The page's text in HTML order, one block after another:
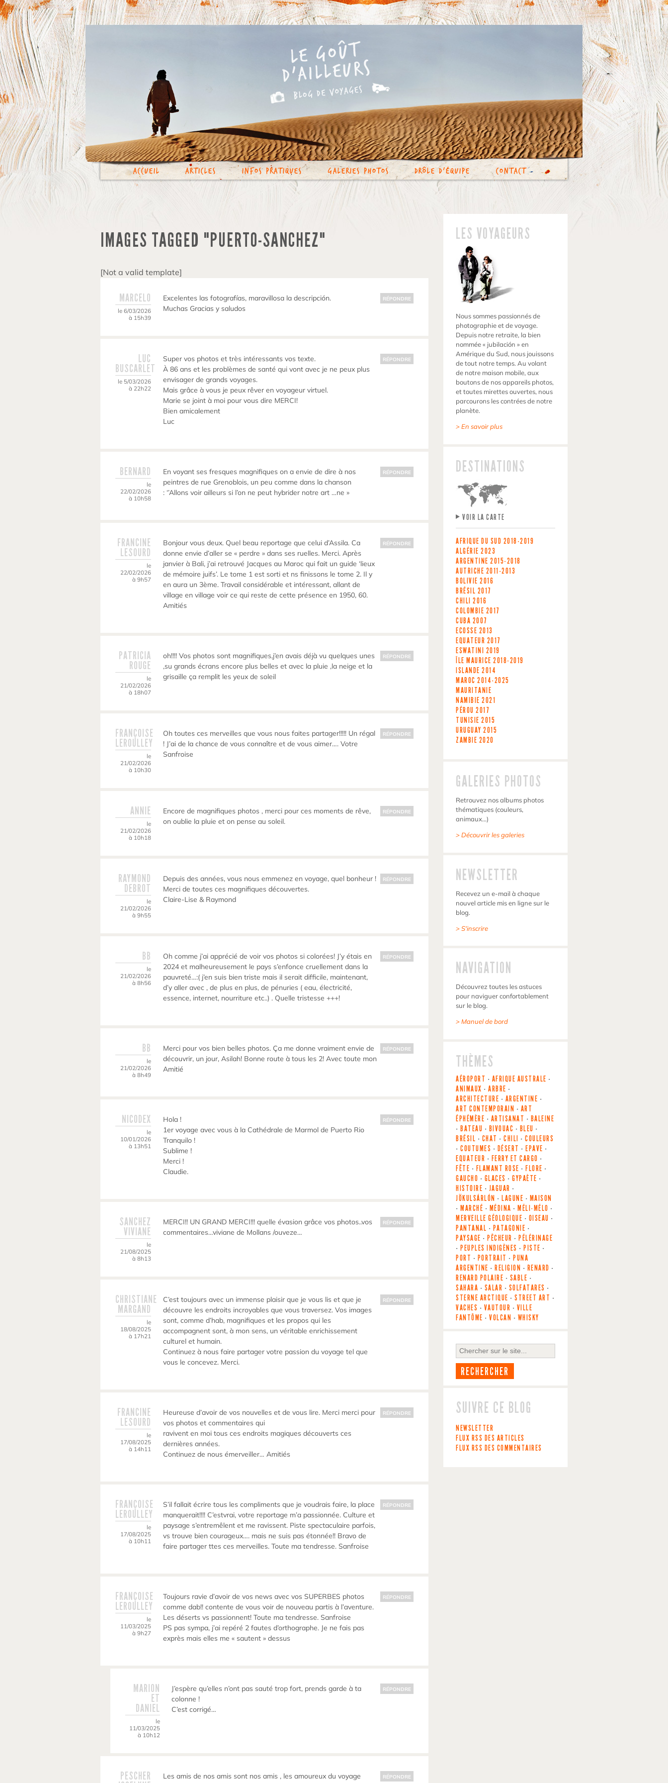
Accueil Articles Infos Pratiques Galeries photos Drôle d’équipe Contact
IMAGES TAGGED "PUERTO-SANCHEZ"
[Not a valid template]
MARCELO
le 6/03/2026
à 15h39
Excelentes las fotografías, maravillosa la descripción.
Muchas Gracias y saludos
RÉPONDRE
LUC
BUSCARLET
le 5/03/2026
à 22h22
Super vos photos et très intéressants vos texte.
À 86 ans et les problèmes de santé qui vont avec je ne peux plus
envisager de grands voyages.
Mais grâce à vous je peux rêver en voyageur virtuel.
Marie se joint à moi pour vous dire MERCI!
Bien amicalement
Luc
RÉPONDRE
BERNARD
le
22/02/2026
à 10h58
En voyant ses fresques magnifiques on a envie de dire à nos
peintres de rue Grenoblois, un peu comme dans la chanson
: ‘’Allons voir ailleurs si l’on ne peut hybrider notre art …ne »
RÉPONDRE
FRANCINE
LESOURD
le
22/02/2026
à 9h57
Bonjour vous deux. Quel beau reportage que celui d’Assila. Ca
donne envie d’aller se « perdre » dans ses ruelles. Merci. Après
janvier à Bali, j’ai retrouvé Jacques au Maroc qui fait un guide ‘lieux
de mémoire juifs’. Le tome 1 est sorti et ns finissons le tome 2. Il y
en aura un 3ème. Travail considérable et intéressant, allant de
village en village voir ce qui reste de cette présence en 1950, 60.
Amitiés
RÉPONDRE
PATRICIA
ROUGE
le
21/02/2026
à 18h07
oh!!!! Vos photos sont magnifiques,j’en avais déjà vu quelques unes
,su grands écrans encore plus belles et avec la pluie ,la neige et la
grisaille ça remplit les yeux de soleil
RÉPONDRE
FRANÇOISE
LEROULLEY
le
21/02/2026
à 10h30
Oh toutes ces merveilles que vous nous faites partager!!!!! Un régal
! J’ai de la chance de vous connaître et de vous aimer…. Votre
Sanfroise
RÉPONDRE
ANNIE
le
21/02/2026
à 10h18
Encore de magnifiques photos , merci pour ces moments de rêve,
on oublie la pluie et on pense au soleil.
RÉPONDRE
RAYMOND
DEBROT
le
21/02/2026
à 9h55
Depuis des années, vous nous emmenez en voyage, quel bonheur !
Merci de toutes ces magnifiques découvertes.
Claire-Lise & Raymond
RÉPONDRE
BB
le
21/02/2026
à 8h56
Oh comme j’ai apprécié de voir vos photos si colorées! J’y étais en
2024 et malheureusement le pays s’enfonce cruellement dans la
pauvreté…:( j’en suis bien triste mais il serait difficile, maintenant,
d’y aller avec , de plus en plus, de pénuries ( eau, électricité,
essence, internet, nourriture etc..) . Quelle tristesse +++!
RÉPONDRE
BB
le
21/02/2026
à 8h49
Merci pour vos bien belles photos. Ça me donne vraiment envie de
découvrir, un jour, Asilah! Bonne route à tous les 2! Avec toute mon
Amitié
RÉPONDRE
NICODEX
le
10/01/2026
à 13h51
Hola !
1er voyage avec vous à la Cathédrale de Marmol de Puerto Rio
Tranquilo !
Sublime !
Merci !
Claudie.
RÉPONDRE
SANCHEZ
VIVIANE
le
21/08/2025
à 8h13
MERCI!! UN GRAND MERCI!!! quelle évasion grâce vos photos..vos
commentaires…viviane de Mollans /ouveze…
RÉPONDRE
CHRISTIANE
MARGAND
le
18/08/2025
à 17h21
C’est toujours avec un immense plaisir que je vous lis et que je
découvre les endroits incroyables que vous traversez. Vos images
sont, comme d’hab, magnifiques et les propos qui les
accompagnent sont, à mon sens, un véritable enrichissement
culturel et humain.
Continuez à nous faire partager votre passion du voyage tel que
vous le concevez. Merci.
RÉPONDRE
FRANCINE
LESOURD
le
17/08/2025
à 14h11
Heureuse d’avoir de vos nouvelles et de vous lire. Merci merci pour
vos photos et commentaires qui
ravivent en moi tous ces endroits magiques découverts ces
dernières années.
Continuez de nous émerveiller… Amitiés
RÉPONDRE
FRANÇOISE
LEROULLEY
le
17/08/2025
à 10h11
S’il fallait écrire tous les compliments que je voudrais faire, la place
manquerait!!!! C’estvrai, votre reportage m’a passionnée. Culture et
paysage s’entremêlent et me ravissent. Piste spectaculaire parfois,
vs trouve bien courageux…. mais ne suis pas étonnée!! Bravo de
faire partager ttes ces merveilles. Toute ma tendresse. Sanfroise
RÉPONDRE
FRANÇOISE
LEROULLEY
le
11/03/2025
à 9h27
Toujours ravie d’avoir de vos news avec vos SUPERBES photos
comme dab!! contente de vous voir de nouveau partis à l’aventure.
Les déserts vs passionnent! Toute ma tendresse. Sanfroise
PS pas sympa, j’ai repéré 2 fautes d’orthographe. Je ne fais pas
exprès mais elles me « sautent » dessus
RÉPONDRE
MARION
ET
DANIEL
le
11/03/2025
à 10h12
J’espère qu’elles n’ont pas sauté trop fort, prends garde à ta
colonne !
C’est corrigé…
RÉPONDRE
PESCHER
Les amis de nos amis sont nos amis , les amoureux du voyage
RÉPONDRE
LES VOYAGEURS
Nous sommes passionnés de
photographie et de voyage.
Depuis notre retraite, la bien
nommée « jubilación » en
Amérique du Sud, nous jouissons
de tout notre temps. Au volant
de notre maison mobile, aux
boutons de nos appareils photos,
et toutes mirettes ouvertes, nous
parcourons les contrées de notre
planète.
> En savoir plus
DESTINATIONS
VOIR LA CARTE
AFRIQUE DU SUD 2018-2019
ALGÉRIE 2023
ARGENTINE 2015-2018
AUTRICHE 2011-2013
BOLIVIE 2016
BRÉSIL 2017
CHILI 2016
COLOMBIE 2017
CUBA 2007
ECOSSE 2013
EQUATEUR 2017
ESWATINI 2019
ÎLE MAURICE 2018-2019
ISLANDE 2014
MAROC 2014-2025
MAURITANIE
NAMIBIE 2021
PÉROU 2017
TUNISIE 2015
URUGUAY 2015
ZAMBIE 2020
GALERIES PHOTOS
Retrouvez nos albums photos
thématiques (couleurs,
animaux…)
> Découvrir les galeries
NEWSLETTER
Recevez un e-mail à chaque
nouvel article mis en ligne sur le
blog.
> S'inscrire
NAVIGATION
Découvrez toutes les astuces
pour naviguer confortablement
sur le blog.
> Manuel de bord
THÈMES
AÉROPORT - AFRIQUE AUSTRALE -
ANIMAUX - ARBRE -
ARCHITECTURE - ARGENTINE -
ART CONTEMPORAIN - ART
ÉPHÉMÈRE - ARTISANAT - BALEINE
- BATEAU - BIVOUAC - BLEU -
BRÉSIL - CHAT - CHILI - COULEURS
- COUTUMES - DÉSERT - EPAVE -
EQUATEUR - FERRY ET CARGO -
FÊTE - FLAMANT ROSE - FLORE -
GAUCHO - GLACES - GYPAÈTE -
HISTOIRE - JAGUAR -
JÖKULSÁRLÓN - LAGUNE - MAISON
- MARCHÉ - MÉDINA - MÉLI-MÉLO -
MERVEILLE GÉOLOGIQUE - OISEAU -
PANTANAL - PATAGONIE -
PAYSAGE - PÊCHEUR - PÉLÉRINAGE
- PEUPLES INDIGÈNES - PISTE -
PORT - PORTRAIT - PUNA
ARGENTINE - RELIGION - RENARD -
RENARD POLAIRE - SABLE -
SAHARA - SALAR - SOLFATARES -
STERNE ARCTIQUE - STREET ART -
VACHES - VAUTOUR - VILLE
FANTÔME - VOLCAN - WHISKY
SUIVRE CE BLOG
NEWSLETTER
FLUX RSS DES ARTICLES
FLUX RSS DES COMMENTAIRES